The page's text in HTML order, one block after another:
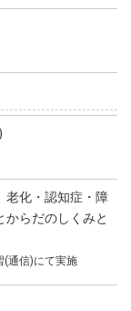
老化・認知症・障
からだのしくみと
(通信)にて実施